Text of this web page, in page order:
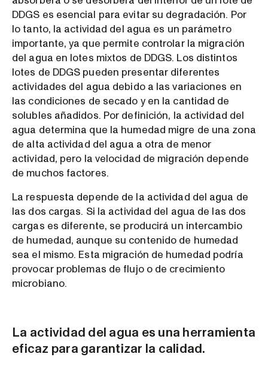
DDGS es esencial para evitar su degradación. Por
lo tanto, la actividad del agua es un parámetro
importante, ya que permite controlar la migración
del agua en lotes mixtos de DDGS. Los distintos
lotes de DDGS pueden presentar diferentes
actividades del agua debido a las variaciones en
las condiciones de secado y en la cantidad de
solubles añadidos. Por definición, la actividad del
agua determina que la humedad migre de una zona
de alta actividad del agua a otra de menor
actividad, pero la velocidad de migración depende
de muchos factores.
La respuesta depende de la actividad del agua de
las dos cargas. Si la actividad del agua de las dos
cargas es diferente, se producirá un intercambio
de humedad, aunque su contenido de humedad
sea el mismo. Esta migración de humedad podría
provocar problemas de flujo o de crecimiento
microbiano.
La actividad del agua es una herramienta
eficaz para garantizar la calidad.